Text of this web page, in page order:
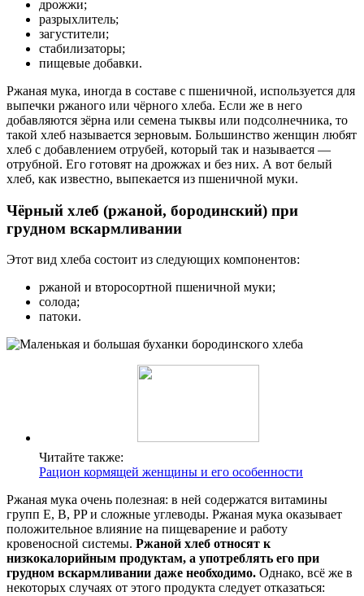
дрожжи;
разрыхлитель;
загустители;
стабилизаторы;
пищевые добавки.
Ржаная мука, иногда в составе с пшеничной, используется для
выпечки ржаного или чёрного хлеба. Если же в него
добавляются зёрна или семена тыквы или подсолнечника, то
такой хлеб называется зерновым. Большинство женщин любят
хлеб с добавлением отрубей, который так и называется —
отрубной. Его готовят на дрожжах и без них. А вот белый
хлеб, как известно, выпекается из пшеничной муки.
Чёрный хлеб (ржаной, бородинский) при
грудном вскармливании
Этот вид хлеба состоит из следующих компонентов:
ржаной и второсортной пшеничной муки;
солода;
патоки.
Читайте также:
Рацион кормящей женщины и его особенности
Ржаная мука очень полезная: в ней содержатся витамины
групп E, В, PP и сложные углеводы. Ржаная мука оказывает
положительное влияние на пищеварение и работу
кровеносной системы. Ржаной хлеб относят к
низкокалорийным продуктам, а употреблять его при
грудном вскармливании даже необходимо. Однако, всё же в
некоторых случаях от этого продукта следует отказаться: